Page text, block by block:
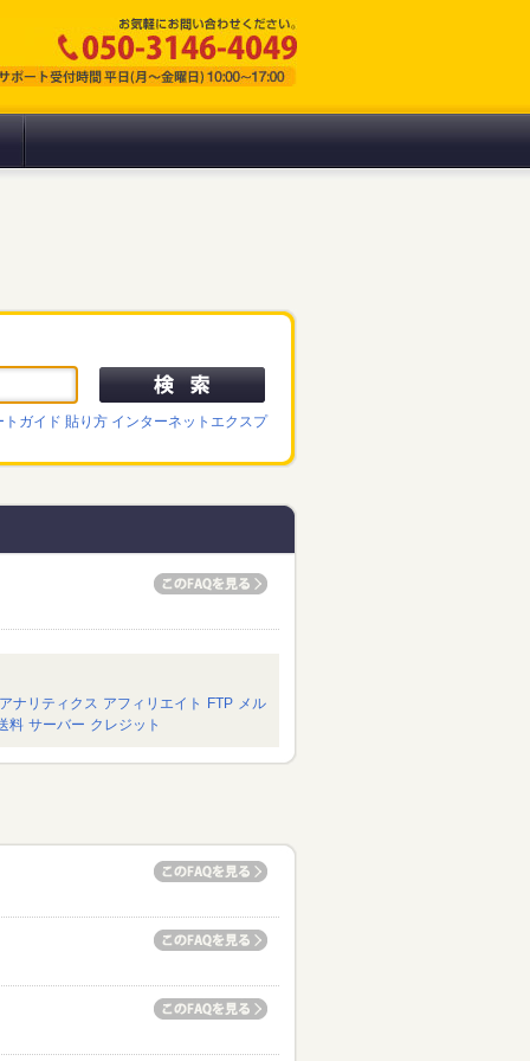
トガイド 貼り方 インターネットエクスプ
アナリティクス アフィリエイト FTP メル
料 サーバー クレジット